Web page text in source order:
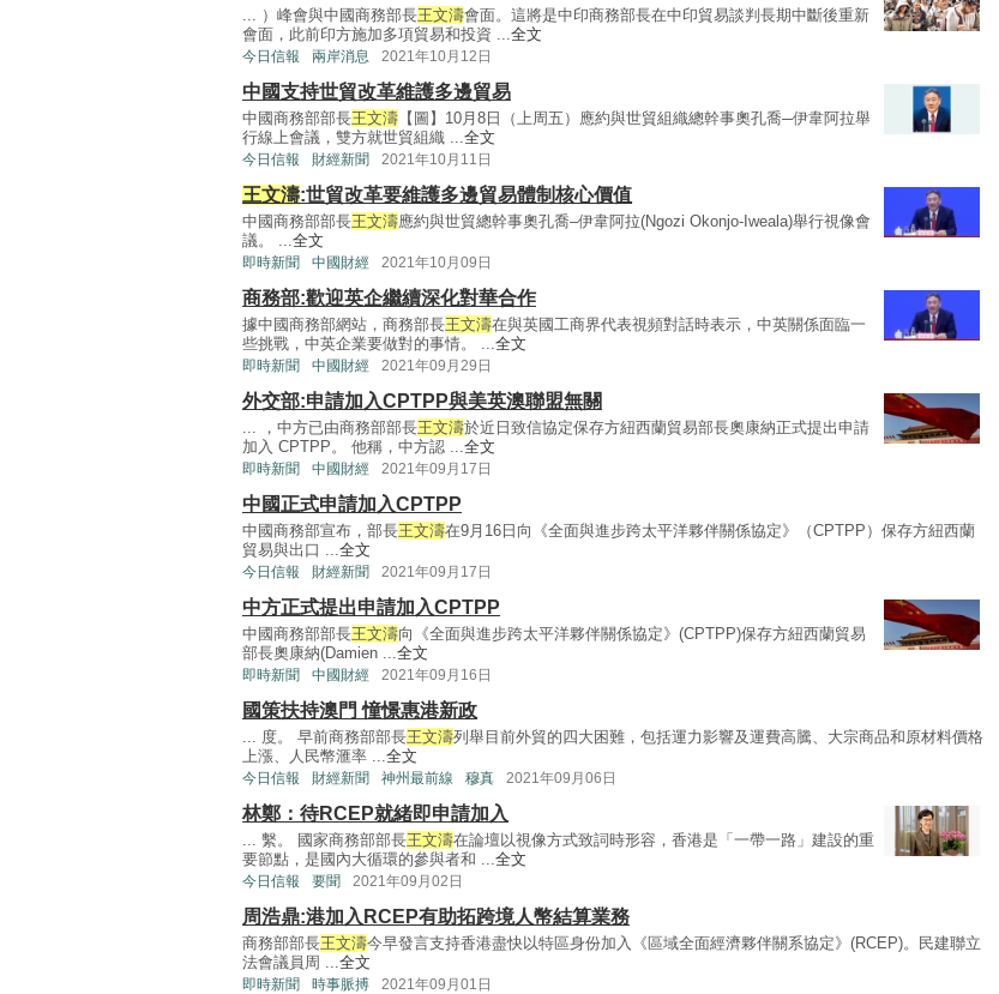
... ）峰會與中國商務部長王文濤會面。這將是中印商務部長在中印貿易談判長期中斷後重新
會面，此前印方施加多項貿易和投資 ...全文
今日信報 兩岸消息 2021年10月12日
中國支持世貿改革維護多邊貿易
中國商務部部長王文濤 【圖】10月8日（上周五）應約與世貿組織總幹事奧孔喬─伊韋阿拉舉
行線上會議，雙方就世貿組織 ...全文
今日信報 財經新聞 2021年10月11日
王文濤:世貿改革要維護多邊貿易體制核心價值
中國商務部部長王文濤應約與世貿總幹事奧孔喬–伊韋阿拉(Ngozi Okonjo-Iweala)舉行視像會
議。 ...全文
即時新聞 中國財經 2021年10月09日
商務部:歡迎英企繼續深化對華合作
據中國商務部網站，商務部長王文濤在與英國工商界代表視頻對話時表示，中英關係面臨一
些挑戰，中英企業要做對的事情。 ...全文
即時新聞 中國財經 2021年09月29日
外交部:申請加入CPTPP與美英澳聯盟無關
... ，中方已由商務部部長王文濤於近日致信協定保存方紐西蘭貿易部長奧康納正式提出申請
加入 CPTPP。 他稱，中方認 ...全文
即時新聞 中國財經 2021年09月17日
中國正式申請加入CPTPP
中國商務部宣布，部長王文濤在9月16日向《全面與進步跨太平洋夥伴關係協定》（CPTPP）保存方紐西蘭
貿易與出口 ...全文
今日信報 財經新聞 2021年09月17日
中方正式提出申請加入CPTPP
中國商務部部長王文濤向《全面與進步跨太平洋夥伴關係協定》(CPTPP)保存方紐西蘭貿易
部長奧康納(Damien ...全文
即時新聞 中國財經 2021年09月16日
國策扶持澳門 憧憬惠港新政
... 度。 早前商務部部長王文濤列舉目前外貿的四大困難，包括運力影響及運費高騰、大宗商品和原材料價格
上漲、人民幣滙率 ...全文
今日信報 財經新聞 神州最前線 穆真 2021年09月06日
林鄭：待RCEP就緒即申請加入
... 繫。 國家商務部部長王文濤在論壇以視像方式致詞時形容，香港是「一帶一路」建設的重
要節點，是國內大循環的參與者和 ...全文
今日信報 要聞 2021年09月02日
周浩鼎:港加入RCEP有助拓跨境人幣結算業務
商務部部長王文濤今早發言支持香港盡快以特區身份加入《區域全面經濟夥伴關系協定》(RCEP)。民建聯立
法會議員周 ...全文
即時新聞 時事脈搏 2021年09月01日